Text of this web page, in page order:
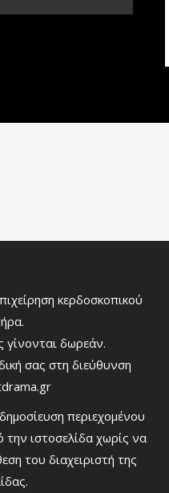
κερδοσκοπικού
γίνονται δωρεάν.
σας στη διεύθυνση
περιεχομένου
ιστοσελίδα χωρίς να
του διαχειριστή της